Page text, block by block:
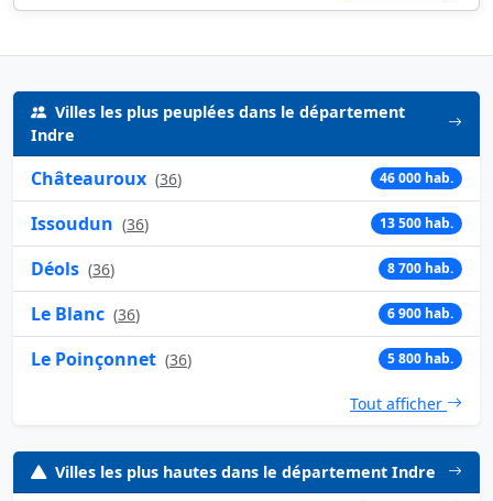
Villes les plus peuplées dans le département
Indre
Châteauroux (36) 46 000 hab.
Issoudun (36) 13 500 hab.
Déols (36) 8 700 hab.
Le Blanc (36) 6 900 hab.
Le Poinçonnet (36) 5 800 hab.
Tout afficher
Villes les plus hautes dans le département Indre